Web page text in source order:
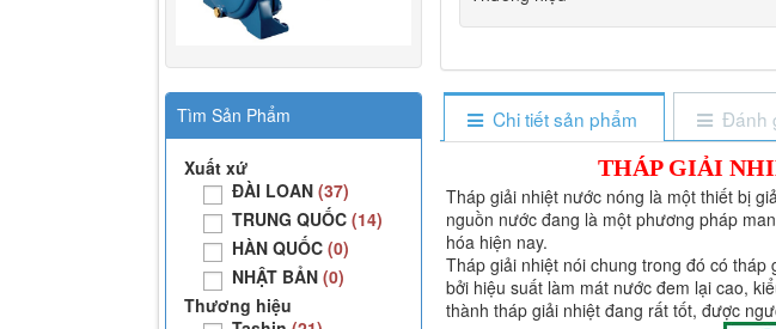
Chi tiết sản phẩm
Đánh
THÁP GIẢI
Tháp giải nhiệt nước nóng là một thiết bị
nguồn nước đang là một phương pháp
hóa hiện nay.
Tháp giải nhiệt nói chung trong đó có
bởi hiệu suất làm mát nước đem lại cao,
thành tháp giải nhiệt đang rất tốt, được
Tìm Sản Phẩm
Xuất xứ
ĐÀI LOAN (37)
TRUNG QUỐC (14)
HÀN QUỐC (0)
NHẬT BẢN (0)
Thương hiệu